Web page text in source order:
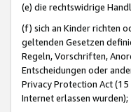
(e) die rechtswidrige
(f) sich an Kinder richten
geltenden Gesetzen
Regeln, Vorschriften,
Entscheidungen oder
Privacy Protection Act
Internet erlassen wurden);